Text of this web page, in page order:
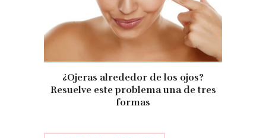
¿Ojeras alrededor de los ojos?
Resuelve este problema una de tres
formas